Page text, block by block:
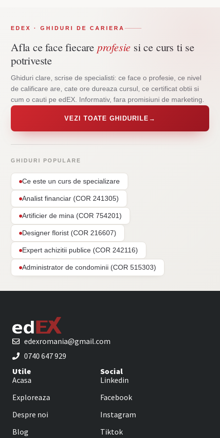
EDEX · GHIDURI DE CARIERA
Afla ce face fiecare profesie si ce curs ti se
potriveste
Ghiduri clare, scrise de specialisti: ce face o profesie, ce nivel
de calificare are, cate ore dureaza cursul, ce certificat obtii si
cum o cauti pe edEX. Informativ, fara promisiuni de marketing.
VEZI TOATE GHIDURILE →
GHIDURI POPULARE
Ce este un curs de specializare
Analist financiar (COR 241305)
Artificier de mina (COR 754201)
Designer florist (COR 216607)
Expert achizitii publice (COR 242116)
Administrator de condominii (COR 515303)
edexromania@gmail.com
0740 647 929
Utile
Acasa
Exploreaza
Despre noi
Blog
Social
Linkedin
Facebook
Instagram
Tiktok